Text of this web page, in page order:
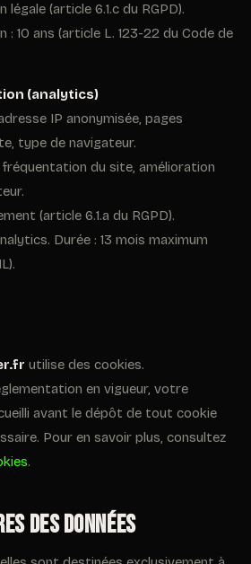
légale (article 6.1.c du RGPD).
: 10 ans (article L. 123-22 du Code de
(analytics)
IP anonymisée, pages
type de navigateur.
fréquentation du site, amélioration
(article 6.1.a du RGPD).
Durée : 13 mois maximum
utilise des cookies.
en vigueur, votre
avant le dépôt de tout cookie
Pour en savoir plus, consultez
.
des données